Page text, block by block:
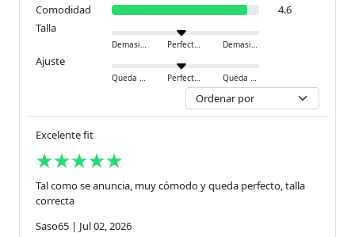
Comodidad
4.6
Talla
Demasiado pequeño Perfecto Demasiado grande
Ajuste
Queda ajustado Perfecto Queda holgado
Excelente fit
Tal como se anuncia, muy cómodo y queda perfecto, talla
correcta
Saso65 | Jul 02, 2026